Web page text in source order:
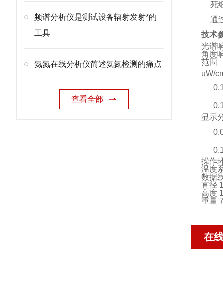
频谱分析仪是测试设备辐射发射*的
工具
氨氮在线分析仪简述氨氮检测的痛点
查看全部
死
通
技术
光谱
角度
范围
uW/
显示
0.1
操作
温度
数据
直径
高度
重量
在